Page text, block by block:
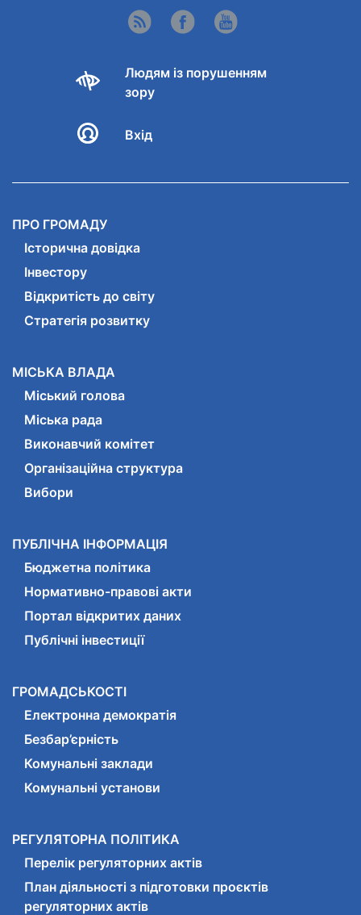
Людям із порушенням
зору
Вхід
ПРО ГРОМАДУ
Історична довідка
Інвестору
Відкритість до світу
Стратегія розвитку
МІСЬКА ВЛАДА
Міський голова
Міська рада
Виконавчий комітет
Організаційна структура
Вибори
ПУБЛІЧНА ІНФОРМАЦІЯ
Бюджетна політика
Нормативно-правові акти
Портал відкритих даних
Публічні інвестиції
ГРОМАДСЬКОСТІ
Електронна демократія
Безбар’єрність
Комунальні заклади
Комунальні установи
РЕГУЛЯТОРНА ПОЛІТИКА
Перелік регуляторних актів
План діяльності з підготовки проєктів
регуляторних актів